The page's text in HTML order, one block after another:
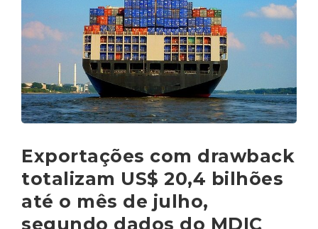
Exportações com drawback
totalizam US$ 20,4 bilhões
até o mês de julho,
segundo dados do MDIC